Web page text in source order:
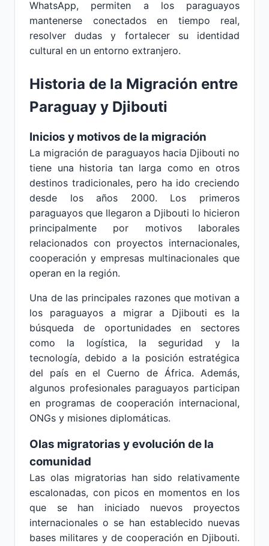
WhatsApp, permiten a los paraguayos
mantenerse conectados en tiempo real,
resolver dudas y fortalecer su identidad
cultural en un entorno extranjero.
Historia de la Migración entre
Paraguay y Djibouti
Inicios y motivos de la migración
La migración de paraguayos hacia Djibouti no
tiene una historia tan larga como en otros
destinos tradicionales, pero ha ido creciendo
desde los años 2000. Los primeros
paraguayos que llegaron a Djibouti lo hicieron
principalmente por motivos laborales
relacionados con proyectos internacionales,
cooperación y empresas multinacionales que
operan en la región.
Una de las principales razones que motivan a
los paraguayos a migrar a Djibouti es la
búsqueda de oportunidades en sectores
como la logística, la seguridad y la
tecnología, debido a la posición estratégica
del país en el Cuerno de África. Además,
algunos profesionales paraguayos participan
en programas de cooperación internacional,
ONGs y misiones diplomáticas.
Olas migratorias y evolución de la
comunidad
Las olas migratorias han sido relativamente
escalonadas, con picos en momentos en los
que se han iniciado nuevos proyectos
internacionales o se han establecido nuevas
bases militares y de cooperación en Djibouti.